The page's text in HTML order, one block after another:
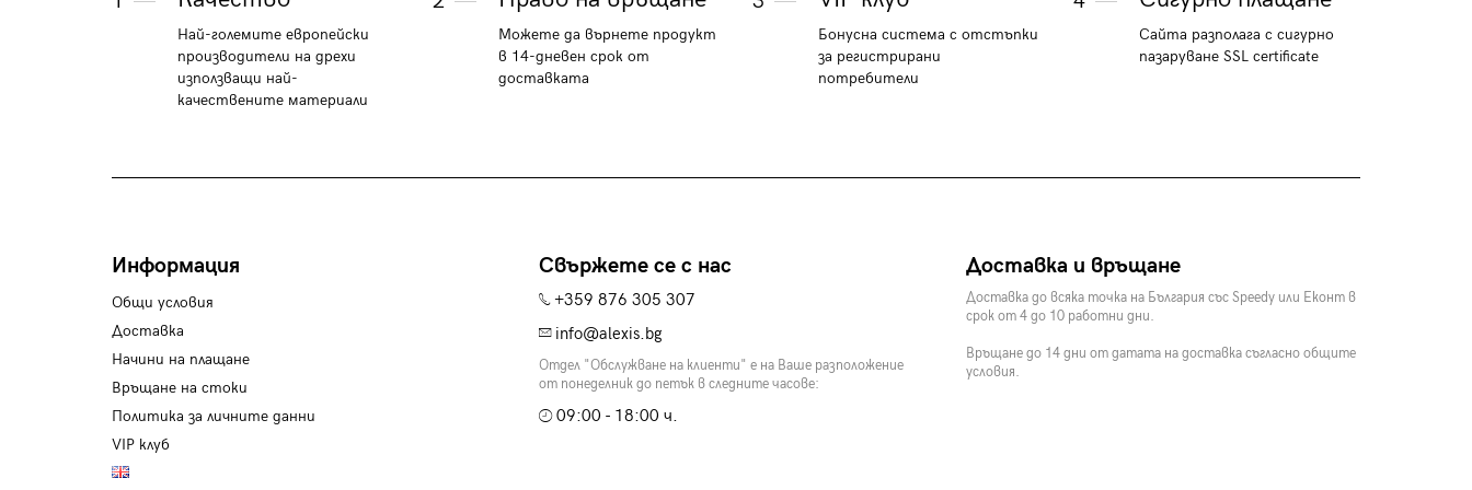
Най-големите европейски
производители на дрехи
използващи най-
качествените материали
Можете да върнете продукт
в 14-дневен срок от
доставката
Бонусна система с отстъпки
за регистрирани
потребители
Сайта разполага с сигурно
пазаруване SSL certificate
Информация
Общи условия
Доставка
Начини на плащане
Връщане на стоки
Политика за личните данни
VIP клуб
Свържете се с нас
+359 876 305 307
info@alexis.bg
Отдел "Обслужване на клиенти" е на Ваше разположение
от понеделник до петък в следните часове:
09:00 - 18:00 ч.
Доставка и връщане
Доставка до всяка точка на България със Speedy или Еконт в
срок от 4 до 10 работни дни.
Връщане до 14 дни от датата на доставка съгласно общите
условия.